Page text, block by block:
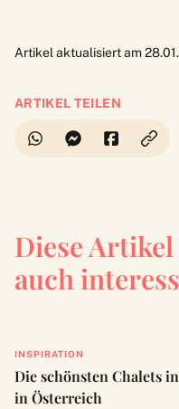
Artikel aktualisiert am
ARTIKEL TEILEN
Diese
auch
INSPIRATION
Die schönsten Chalets
in Österreich